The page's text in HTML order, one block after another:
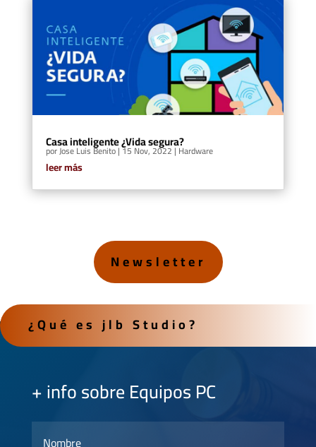
Casa inteligente ¿Vida segura?
porJose Luis Benito|15 Nov, 2022|Hardware
leer más
Newsletter
¿Qué es jlb Studio?
+ info sobre Equipos PC